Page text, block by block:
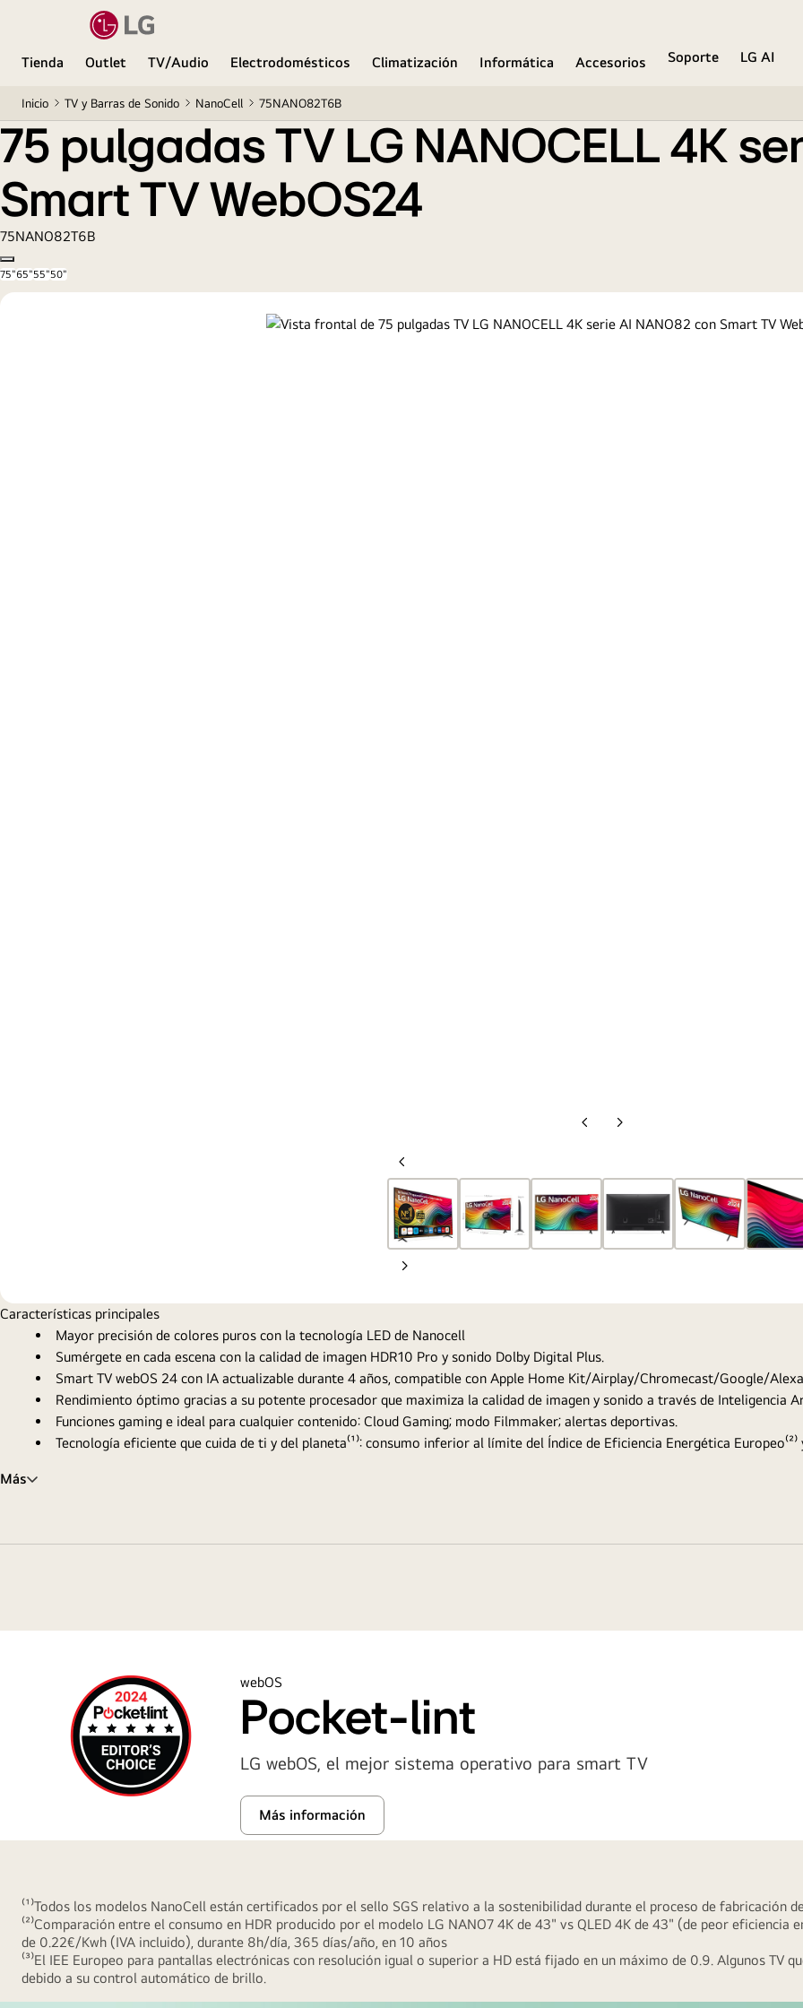
Tienda Outlet TV/Audio Electrodomésticos Climatización Informática Accesorios Soporte
LG AI
Inicio TV y Barras de Sonido NanoCell 75NANO82T6B
75 pulgadas TV LG NANOCELL 4K serie AI NANO82 con Smart TV WebOS24
75 pulgadas TV LG NANOCELL 4K serie
Smart TV WebOS24
75NANO82T6B
Copy model name
75"65"55"50"
DiapositivaDiapositiva
Diapositiva
anterior
Diapositiva
Características principales
Mayor precisión de colores puros con la tecnología LED de Nanocell
Sumérgete en cada escena con la calidad de imagen HDR10 Pro y sonido Dolby Digital Plus.
Smart TV webOS 24 con IA actualizable durante 4 años, compatible con Apple Home Kit/Airplay/Chromecast/Google/
Rendimiento óptimo gracias a su potente procesador que maximiza la calidad de imagen y sonido a través de Inteligencia
Funciones gaming e ideal para cualquier contenido: Cloud Gaming; modo Filmmaker; alertas deportivas.
Tecnología eficiente que cuida de ti y del planeta⁽¹⁾: consumo inferior al límite del Índice de Eficiencia Energética Europeo⁽²⁾
Más
webOS
Pocket-lint
LG webOS, el mejor sistema operativo para smart TV
Más información
⁽¹⁾Todos los modelos NanoCell están certificados por el sello SGS relativo a la sostenibilidad durante el proceso de fabricación
⁽²⁾Comparación entre el consumo en HDR producido por el modelo LG NANO7 4K de 43" vs QLED 4K de 43" (de peor
de 0.22€/Kwh (IVA incluido), durante 8h/día, 365 días/año, en 10 años
⁽³⁾El IEE Europeo para pantallas electrónicas con resolución igual o superior a HD está fijado en un máximo de 0.9. Algunos TV
debido a su control automático de brillo.